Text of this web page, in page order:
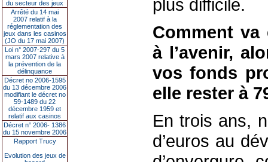
du secteur des jeux
Arrêté du 14 mai
2007 relatif à la
réglementation des
jeux dans les casinos
(JO du 17 mai 2007)
Loi n° 2007-297 du 5
mars 2007 relative à
la prévention de la
délinquance
Décret no 2006-1595
du 13 décembre 2006
modifiant le décret no
59-1489 du 22
décembre 1959 et
relatif aux casinos
Décret n° 2006- 1386
du 15 novembre 2006
Rapport Trucy
Evolution des jeux de
plus difficile.
Comment
à l’avenir,
vos fonds
elle rester à
En trois ans,
d’euros au